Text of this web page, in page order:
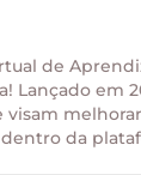
de
Lançado em
visam
da